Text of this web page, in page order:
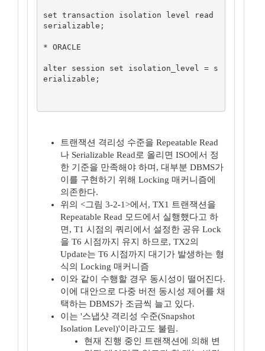
set transaction isolation level read
serializable;
* ORACLE
alter session set isolation_level = s
erializable;
트랜잭션 격리성 수준을 Repeatable Read
나 Serializable Read로 올리면 ISO에서 정
한 기준을 만족해야 하며, 대부분 DBMS가
이를 구현하기 위해 Locking 매커니즘에
의존한다.
위의 <그림 3-2-1>에서, TX1 트랜잭션을
Repeatable Read 모드에서 실행했다고 하
면, T1 시점의 쿼리에서 설정한 공유 Lock
을 T6 시점까지 유지 하므로, TX2의
Update는 T6 시점까지 대기가 발생하는 형
식의 Locking 매커니즘
이와 같이 수행할 경우 동시성이 떨어진다.
이에 대안으로 다중 버전 동시성 제어를 채
택하는 DBMS가 조금씩 늘고 있다.
이는 '스냅샷 격리성 수준(Snapshot
Isolation Level)'이라고도 불림.
현재 진행 중인 트랜잭션에 의해 변